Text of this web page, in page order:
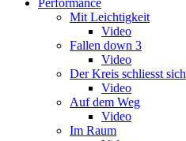
Performance
Mit Leichtigkeit
Video
Fallen down 3
Video
Der Kreis schliesst sich
Video
Auf dem Weg
Video
Im Raum